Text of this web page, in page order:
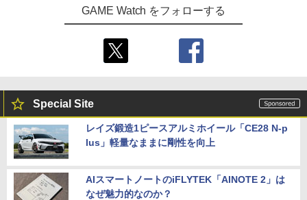
GAME Watch をフォローする
Special Site
レイズ鍛造1ピースアルミホイール「CE28 N-p
lus」軽量なままに剛性を向上
AIスマートノートのiFLYTEK「AINOTE 2」は
なぜ魅力的なのか？